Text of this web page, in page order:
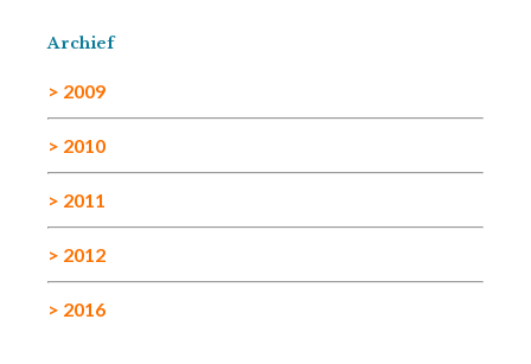
Archief
> 2009
> 2010
> 2011
> 2012
> 2016